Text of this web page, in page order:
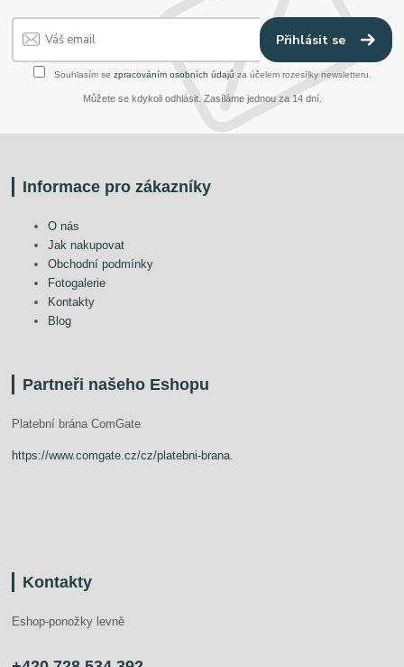
Přihlásit se
Souhlasím se zpracováním osobních údajů za účelem rozesílky newsletteru.
Můžete se kdykoli odhlásit. Zasíláme jednou za 14 dní.
Informace pro zákazníky
O nás
Jak nakupovat
Obchodní podmínky
Fotogalerie
Kontakty
Blog
Partneři našeho Eshopu
Platební brána ComGate
https://www.comgate.cz/cz/platebni-brana
Kontakty
Eshop-ponožky levně